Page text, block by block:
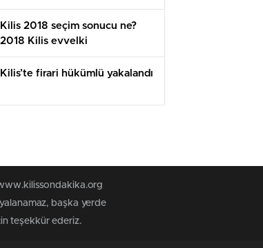
Kilis 2018 seçim sonucu ne?
2018 Kilis evvelki
Cumhurbaşkanlığı seçimi hangi
parti kazandı? 2018 Kilis AK
Kilis’te firari hükümlü yakalandı
başka yerde
teşekkür ederiz.